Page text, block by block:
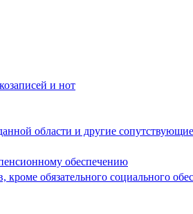
и нот
области и другие
обеспечению
обязательного социального